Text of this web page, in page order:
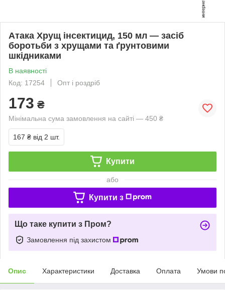
Атака Хрущ інсектицид, 150 мл — засіб
боротьби з хрущами та ґрунтовими
шкідниками
В наявності
Код: 17254
Опт і роздріб
173 ₴
Мінімальна сума замовлення на сайті — 450 ₴
167 ₴ від 2 шт.
Купити
або
Купити з
Що таке купити з Пром?
Замовлення під захистом
Опис Характеристики Доставка Оплата Умови